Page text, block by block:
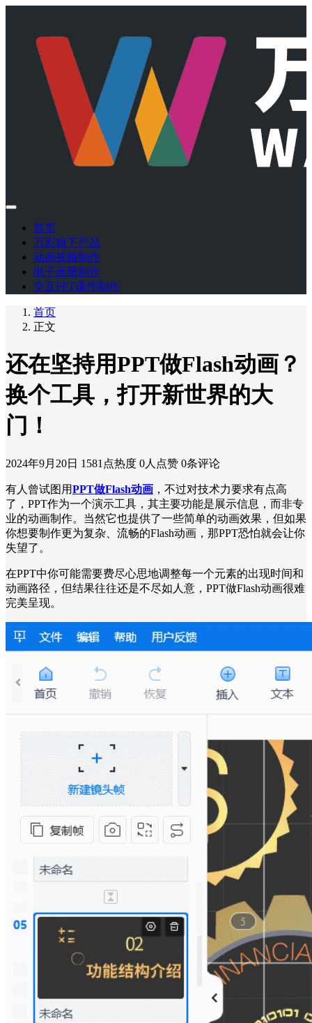
首页
万彩旗下产品
动画视频制作
电子画册制作
交互PPT课件制作
首页
正文
还在坚持用PPT做Flash动画？
换个工具，打开新世界的大
门！
2024年9月20日 1581点热度 0人点赞 0条评论
有人曾试图用PPT做Flash动画 ，不过对技术力要求有点高
了，PPT作为一个演示工具，其主要功能是展示信息，而非专
业的动画制作。当然它也提供了一些简单的动画效果，但如果
你想要制作更为复杂、流畅的Flash动画，那PPT恐怕就会让你
失望了。
在PPT中你可能需要费尽心思地调整每一个元素的出现时间和
动画路径，但结果往往还是不尽如人意，PPT做Flash动画很难
完美呈现。